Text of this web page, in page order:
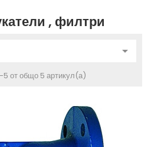
, филтри

5 от общо 5 артикул(а)